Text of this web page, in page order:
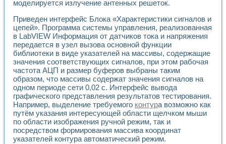
моделируется излучение антенных решеток.
Приведен интерфейс Блока «Характеристики сигналов и
цепей». Программа системы управления, реализованная
в LabVIEW Информация от датчиков тока и напряжения
передается в узел вызова основной функции
библиотеки в виде указателей на массивы, содержащие
значения соответствующих сигналов, при этом рабочая
частота АЦП и размер буферов выбраны таким
образом, что массивы содержат значения сигналов на
одном периоде сети 0,02 с. Интерфейс вывода
графического представления результатов тестирования.
Например, выделение требуемого контура возможно как
путём указания интересующей области щелчком мыши
по области изображения ручной режим, так и
посредством формирования массива координат
указателей контура автоматический режим.